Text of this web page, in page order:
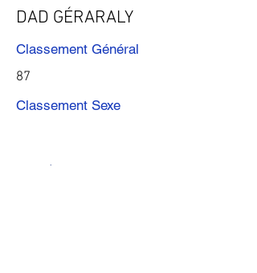
DAD GÉRARALY
Classement Général
87
Classement Sexe
Précédent